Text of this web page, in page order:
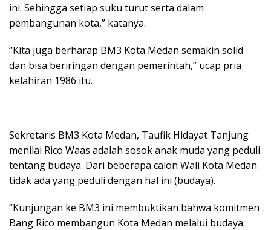
ini. Sehingga setiap suku turut serta dalam
pembangunan kota,” katanya.
“Kita juga berharap BM3 Kota Medan semakin solid
dan bisa beriringan dengan pemerintah,” ucap pria
kelahiran 1986 itu.
Sekretaris BM3 Kota Medan, Taufik Hidayat Tanjung
menilai Rico Waas adalah sosok anak muda yang peduli
tentang budaya. Dari beberapa calon Wali Kota Medan
tidak ada yang peduli dengan hal ini (budaya).
“Kunjungan ke BM3 ini membuktikan bahwa komitmen
Bang Rico membangun Kota Medan melalui budaya.